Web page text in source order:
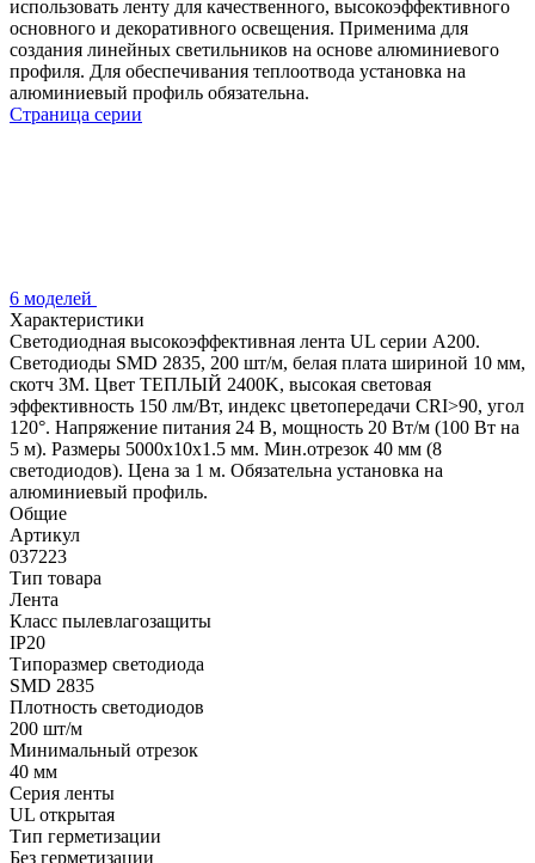
использовать ленту для качественного, высокоэффективного
основного и декоративного освещения. Применима для
создания линейных светильников на основе алюминиевого
профиля. Для обеспечивания теплоотвода установка на
алюминиевый профиль обязательна.
Страница серии
6 моделей
Характеристики
Светодиодная высокоэффективная лента UL серии A200.
Светодиоды SMD 2835, 200 шт/м, белая плата шириной 10 мм,
скотч 3M. Цвет ТЕПЛЫЙ 2400K, высокая световая
эффективность 150 лм/Вт, индекс цветопередачи CRI>90, угол
120°. Напряжение питания 24 В, мощность 20 Вт/м (100 Вт на
5 м). Размеры 5000x10x1.5 мм. Мин.отрезок 40 мм (8
светодиодов). Цена за 1 м. Обязательна установка на
алюминиевый профиль.
Общие
Артикул
037223
Тип товара
Лента
Класс пылевлагозащиты
IP20
Типоразмер светодиода
SMD 2835
Плотность светодиодов
200 шт/м
Минимальный отрезок
40 мм
Серия ленты
UL открытая
Тип герметизации
Без герметизации